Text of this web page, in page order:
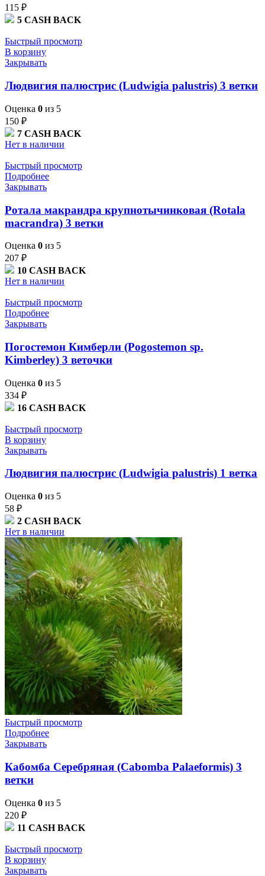
115 ₽
5 CASH BACK
Быстрый просмотр
В корзину
Закрывать
Людвигия палюстрис (Ludwigia palustris) 3 ветки
Оценка 0 из 5
150 ₽
7 CASH BACK
Нет в наличии
Быстрый просмотр
Подробнее
Закрывать
Ротала макрандра крупнотычинковая (Rotala
macrandra) 3 ветки
Оценка 0 из 5
207 ₽
10 CASH BACK
Нет в наличии
Быстрый просмотр
Подробнее
Закрывать
Погостемон Кимберли (Pogostemon sp.
Kimberley) 3 веточки
Оценка 0 из 5
334 ₽
16 CASH BACK
Быстрый просмотр
В корзину
Закрывать
Людвигия палюстрис (Ludwigia palustris) 1 ветка
Оценка 0 из 5
58 ₽
2 CASH BACK
Нет в наличии
Быстрый просмотр
Подробнее
Закрывать
Кабомба Серебряная (Cabomba Palaeformis) 3
ветки
Оценка 0 из 5
220 ₽
11 CASH BACK
Быстрый просмотр
В корзину
Закрывать